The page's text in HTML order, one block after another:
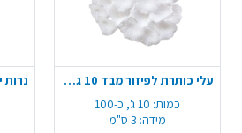
עלי כותרת לפיזור מבד 10 גרם - לבן
כמות: 10 ג', כ-100
מידה: 3 ס"מ